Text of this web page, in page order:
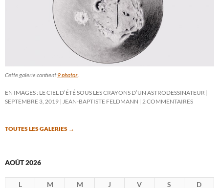
Cette galerie contient 9 photos.
EN IMAGES : LE CIEL D’ÉTÉ SOUS LES CRAYONS D’UN ASTRODESSINATEUR
SEPTEMBRE 3, 2019 JEAN-BAPTISTE FELDMANN 2 COMMENTAIRES
TOUTES LES GALERIES →
AOÛT 2026
L M M J V S D